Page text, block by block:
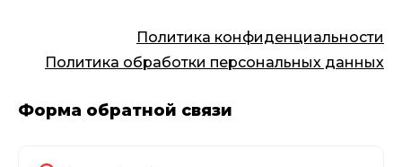
Политика конфиденциальности
Политика обработки персональных данных
Форма обратной связи